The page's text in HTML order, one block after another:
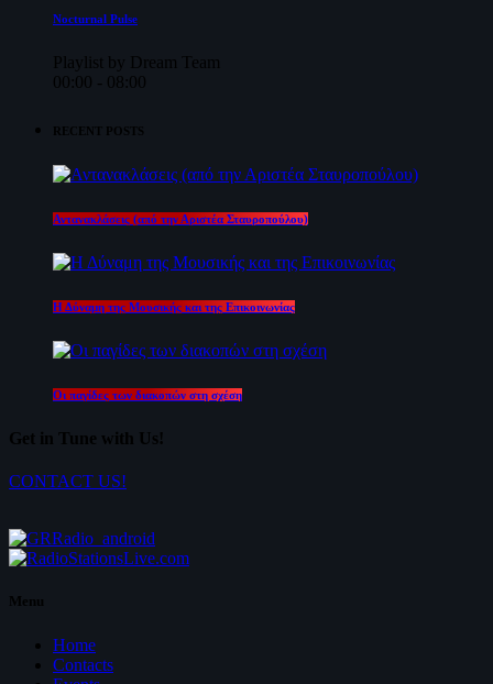
Nocturnal Pulse
Playlist by Dream Team
00:00 - 08:00
RECENT POSTS
Αντανακλάσεις (από την Αριστέα Σταυροπούλου)
Η Δύναμη της Μουσικής και της Επικοινωνίας
Οι παγίδες των διακοπών στη σχέση
Get in Tune with Us!
CONTACT US!
Menu
Home
Contacts